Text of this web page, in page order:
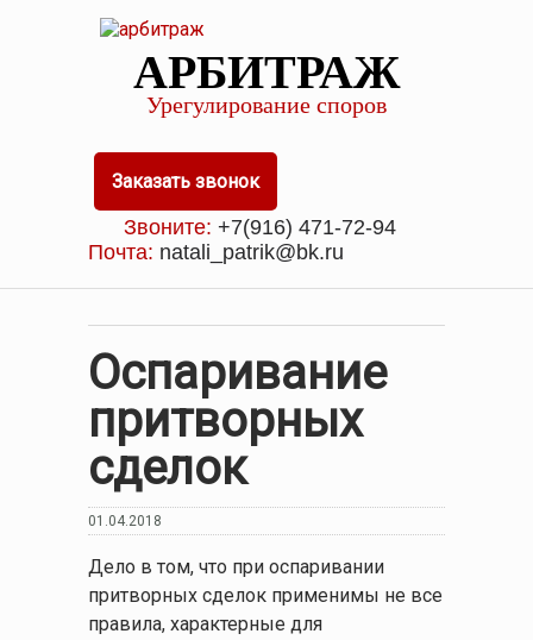
АРБИТРАЖ
Урегулирование споров
Заказать звонок
Звоните: +7(916) 471-72-94
Почта: natali_patrik@bk.ru
Оспаривание
притворных
сделок
01.04.2018
Дело в том, что при оспаривании
притворных сделок применимы не все
правила, характерные для